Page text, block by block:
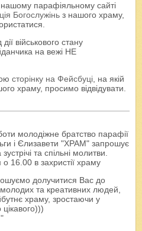
парафіяльному сайті
Богослужінь з нашого храму,
військового стану
на вежі НЕ
сторінку на Фейсбуці, на якій
храму, просимо відвідувати.
молодіжне братство парафії
і Єлизавети "ХРАМ" запрошує
та спільні молитви.
16.00 в захристії храму
долучитися Вас до
молодих та креативних людей,
храму, зростаючи у